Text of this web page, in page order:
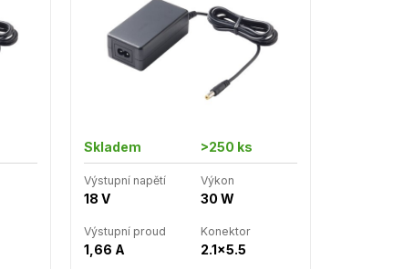
Skladem >250 ks
Výstupní napětí
18 V
Výkon
30 W
Výstupní proud
1,66 A
Konektor
2.1x5.5